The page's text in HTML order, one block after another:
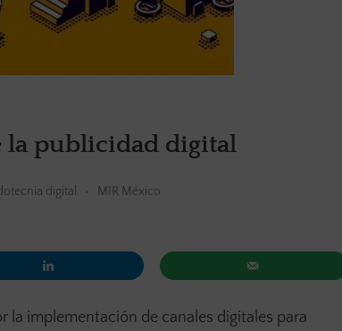
la publicidad digital
digital MIR México
la implementación de canales digitales para